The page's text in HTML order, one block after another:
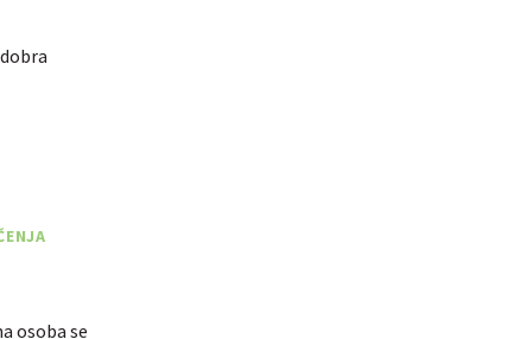
osoba se